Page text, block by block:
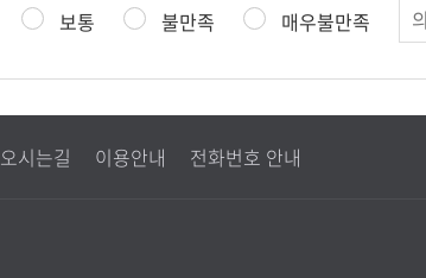
보통 불만족 매우불만족
의
견
오시는길 이용안내 전화번호 안내